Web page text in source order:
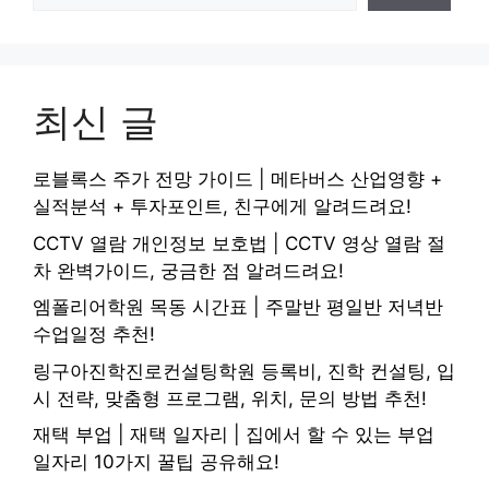
최신 글
로블록스 주가 전망 가이드 | 메타버스 산업영향 +
실적분석 + 투자포인트, 친구에게 알려드려요!
CCTV 열람 개인정보 보호법 | CCTV 영상 열람 절
차 완벽가이드, 궁금한 점 알려드려요!
엠폴리어학원 목동 시간표 | 주말반 평일반 저녁반
수업일정 추천!
링구아진학진로컨설팅학원 등록비, 진학 컨설팅, 입
시 전략, 맞춤형 프로그램, 위치, 문의 방법 추천!
재택 부업 | 재택 일자리 | 집에서 할 수 있는 부업
일자리 10가지 꿀팁 공유해요!